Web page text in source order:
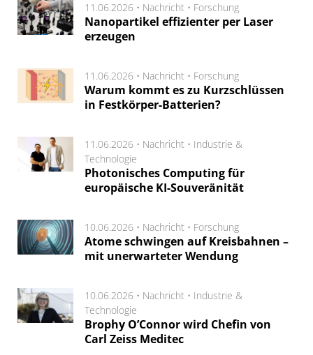
11.06.2026 • Nachricht • Forschung
Nanopartikel effizienter per Laser
erzeugen
11.06.2026 • Nachricht • Forschung
Warum kommt es zu Kurzschlüssen
in Festkörper-Batterien?
11.06.2026 • Nachricht • Industrie &
Technologie
Photonisches Computing für
europäische KI-Souveränität
10.06.2026 • Nachricht • Forschung
Atome schwingen auf Kreisbahnen –
mit unerwarteter Wendung
10.06.2026 • Nachricht • Industrie &
Technologie
Brophy O’Connor wird Chefin von
Carl Zeiss Meditec